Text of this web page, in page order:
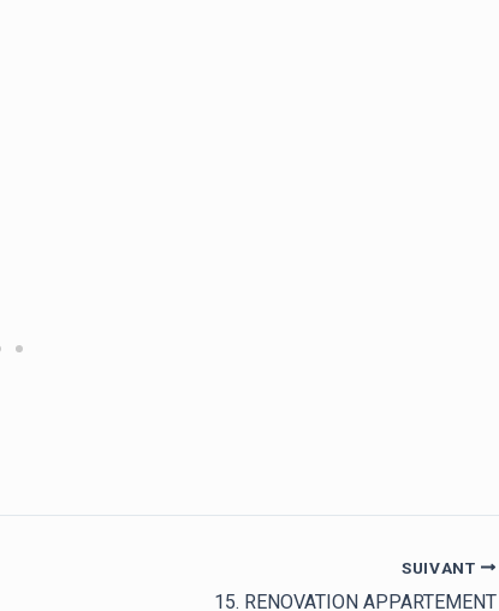
SUIVANT
15. RENOVATION APPARTEMENT